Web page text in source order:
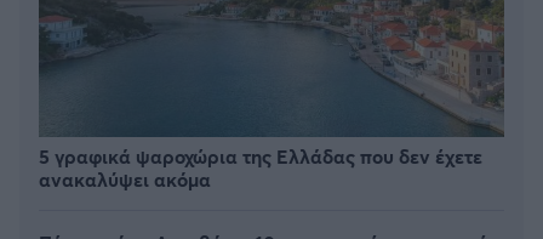
5 γραφικά ψαροχώρια της Ελλάδας που δεν έχετε
ανακαλύψει ακόμα